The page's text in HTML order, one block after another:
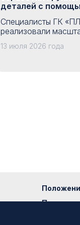
деталей с
Специалисты ГК
реализовали
по оптимизации
подготовки
13 июля 2026 года